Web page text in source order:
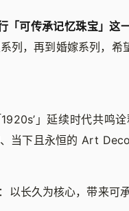
「可传承记忆珠宝」这
列，再到婚嫁系列，
」延续时代共鸣
当下且永恒的 Art Deco
：以长久为核心，带来可